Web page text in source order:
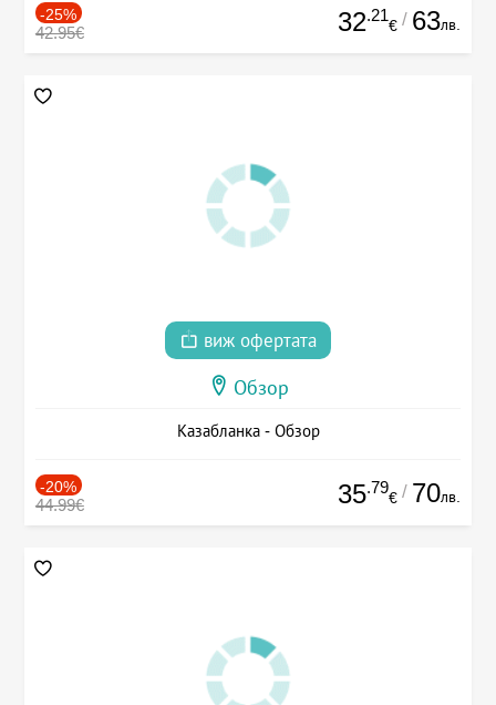
-25%
42.95€ 32.21
€ / 63лв.
виж офертата
Обзор
Казабланка - Обзор
-20%
44.99€ 35.79
€ / 70лв.